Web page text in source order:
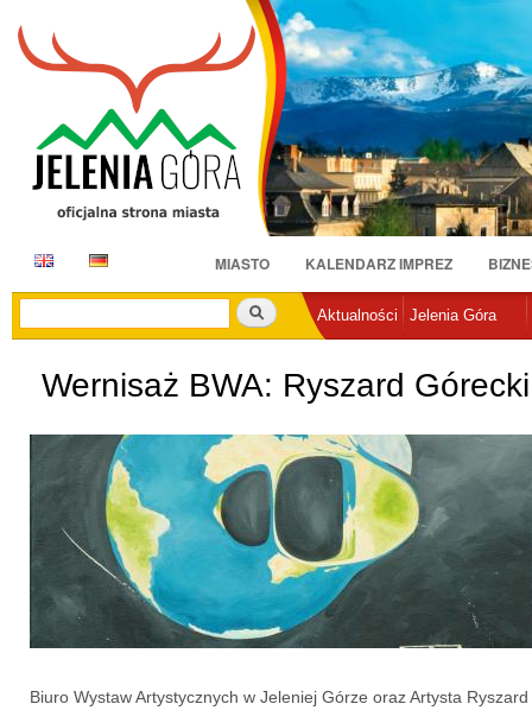
E
D
MIASTO KALENDARZ IMPREZ
Szukaj
Aktualności Jelenia Góra
Wernisaż BWA: Ryszard
Biuro Wystaw Artystycznych w Jeleniej Górze oraz Artysta